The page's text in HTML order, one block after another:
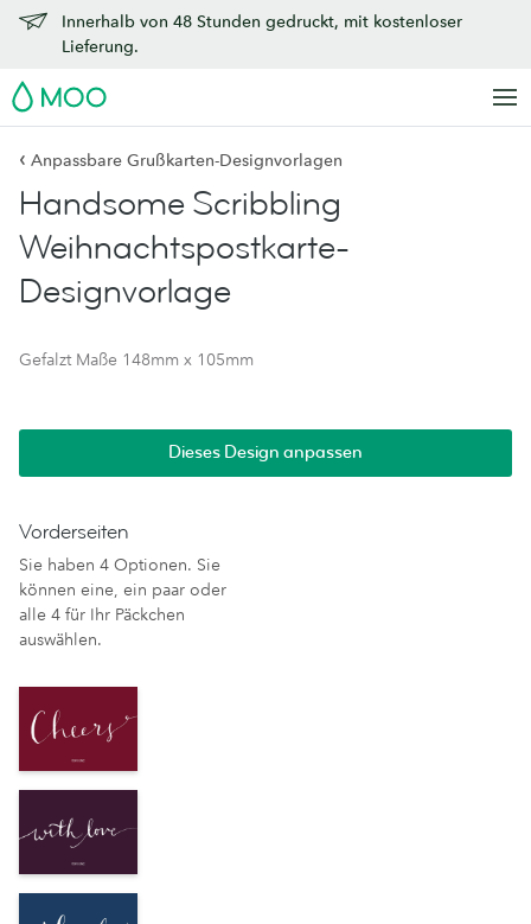
Innerhalb von 48 Stunden gedruckt, mit kostenloser
Lieferung.
MOO
‹ Anpassbare Grußkarten-Designvorlagen
Handsome Scribbling
Weihnachtspostkarte-
Designvorlage
Gefalzt Maße 148mm x 105mm
Dieses Design anpassen
Vorderseiten
Sie haben 4 Optionen. Sie
können eine, ein paar oder
alle 4 für Ihr Päckchen
auswählen.